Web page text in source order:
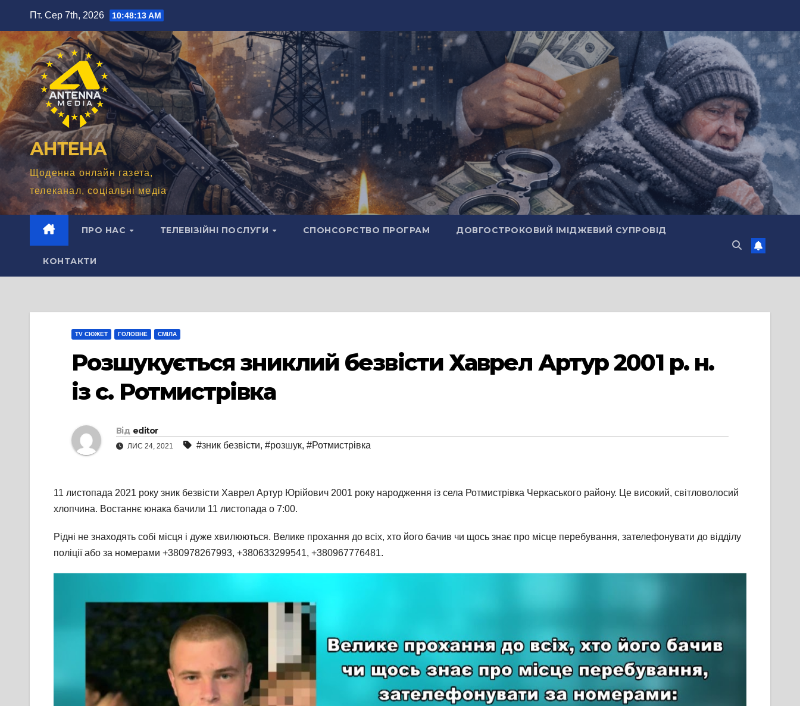
вмісту
Пт. Сер 7th, 2026 10:48:14 AM
АНТЕНА
Щоденна онлайн газета,
телеканал, соціальні медіа
ПРО НАС ТЕЛЕВІЗІЙНІ ПОСЛУГИ СПОНСОРСТВО ПРОГРАМ ДОВГОСТРОКОВИЙ ІМІДЖЕВИЙ СУПРОВІД
КОНТАКТИ
TV СЮЖЕТ ГОЛОВНЕ СМІЛА
Розшукується зниклий безвісти Хаврел Артур 2001 р. н.
із с. Ротмистрівка
Від editor
ЛИС 24, 2021 #зник безвісти, #розшук, #Ротмистрівка
11 листопада 2021 року зник безвісти Хаврел Артур Юрійович 2001 року народження із села Ротмистрівка Черкаського району. Це високий, світловолосий
хлопчина. Востаннє юнака бачили 11 листопада о 7:00.
Рідні не знаходять собі місця і дуже хвилюються. Велике прохання до всіх, хто його бачив чи щось знає про місце перебування, зателефонувати до відділу
поліції або за номерами +380978267993, +380633299541, +380967776481.